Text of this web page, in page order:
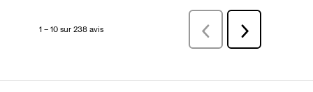
1 – 10 sur 238 avis PrécédentavisSuivant
avis